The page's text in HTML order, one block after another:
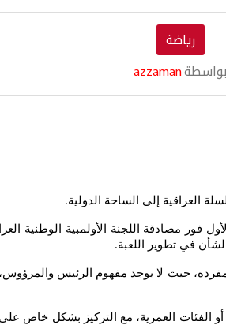
رياضة
بواسطةazzaman
العراقية إلى الساحة الدولية.
مصادقة اللجنة الأولمبية الوطنية
في تطوير اللعبة.
حيث لا يوجد مفهوم الرئيس
الفئات العمرية، مع التركيز بشكل خاص